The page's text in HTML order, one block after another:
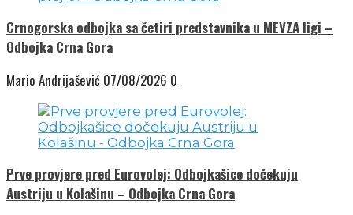
Crnogorska odbojka sa četiri predstavnika u MEVZA ligi –
Odbojka Crna Gora
Mario Andrijašević 07/08/2026 0
Prve provjere pred Eurovolej: Odbojkašice dočekuju
Austriju u Kolašinu – Odbojka Crna Gora